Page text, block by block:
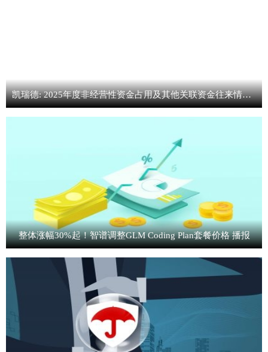
凯瑞德: 2025年度非经营性资金占用及其他关联资金往来情况的专项审计说明-今日热讯
整体涨幅30%起！智谱调整GLM Coding Plan套餐价格 播报